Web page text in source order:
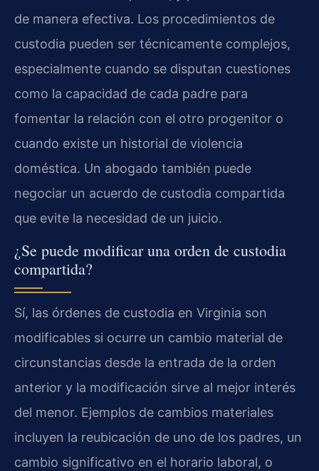
de manera efectiva. Los procedimientos de
custodia pueden ser técnicamente complejos,
especialmente cuando se disputan cuestiones
como la capacidad de cada padre para
fomentar la relación con el otro progenitor o
cuando existe un historial de violencia
doméstica. Un abogado también puede
negociar un acuerdo de custodia compartida
que evite la necesidad de un juicio.
¿Se puede modificar una orden de custodia
compartida?
Sí, las órdenes de custodia en Virginia son
modificables si ocurre un cambio material de
circunstancias desde la entrada de la orden
anterior y la modificación sirve al mejor interés
del menor. Ejemplos de cambios materiales
incluyen la reubicación de uno de los padres, un
cambio significativo en el horario laboral, o